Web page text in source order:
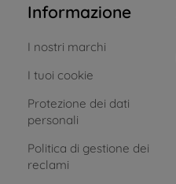
Informazione
I nostri marchi
I tuoi cookie
Protezione dei dati
personali
Politica di gestione dei
reclami